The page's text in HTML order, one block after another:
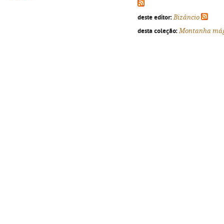
deste editor: Bizâncio
desta coleção: Montanha